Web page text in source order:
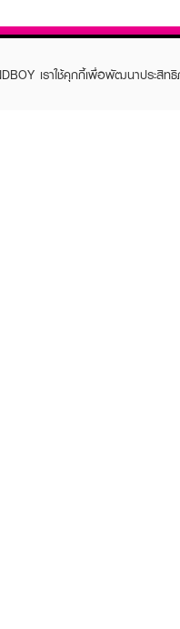
เราใช้คุกกี้เพื่อพัฒนาประสิ